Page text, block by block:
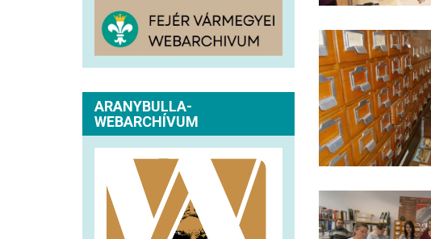
ARANYBULLA-
WEBARCHÍVUM